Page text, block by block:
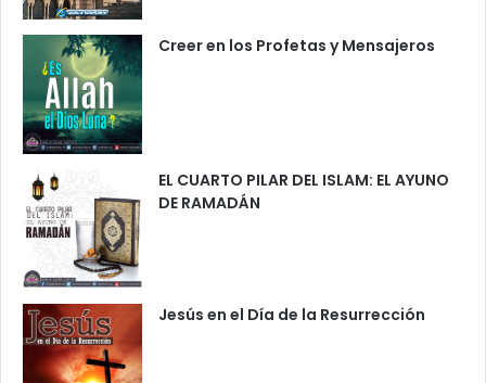
Creer en los Profetas y Mensajeros
EL CUARTO PILAR DEL ISLAM: EL AYUNO
DE RAMADÁN
Jesús en el Día de la Resurrección